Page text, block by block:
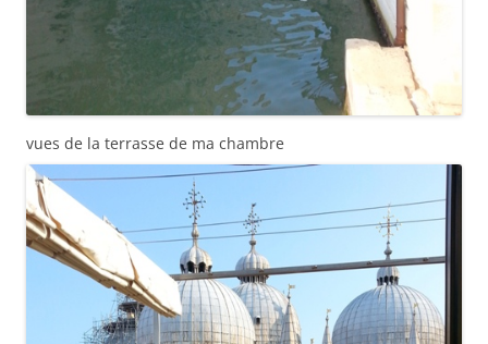
vues de la terrasse de ma chambre